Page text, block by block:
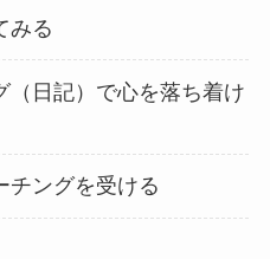
みる
（日記）で心を落ち着け
チングを受ける